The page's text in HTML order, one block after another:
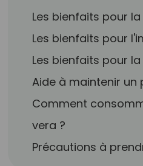
Les bienfaits pour
Les bienfaits pour
Les bienfaits pour
Aide à maintenir un
Comment
vera ?
Précautions à